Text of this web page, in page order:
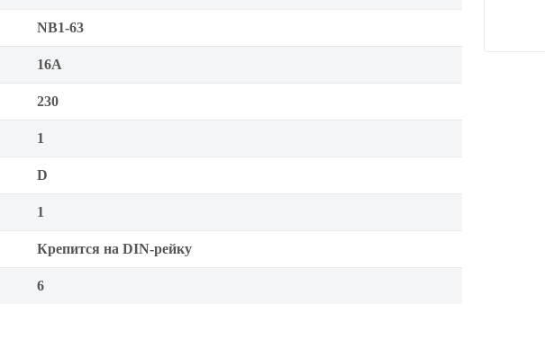
NB1-63
16А
230
1
D
1
Крепится на DIN-рейку
6